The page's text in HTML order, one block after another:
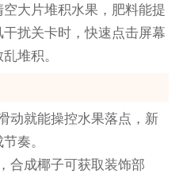
大片堆积水果，肥料能提
扰关卡时，快速点击屏幕
堆积。
动就能操控水果落点，新
奏。
合成椰子可获取装饰部